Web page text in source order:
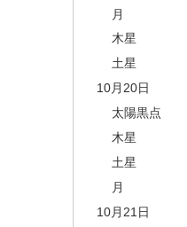
月
木星
土星
10月20日
太陽黒点
木星
土星
月
10月21日